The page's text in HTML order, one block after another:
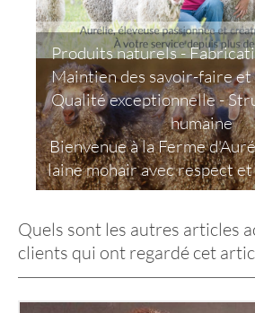
Produits naturels -
Maintien des savoir-faire
Qualité exceptionnelle -
humaine
Bienvenue à la Ferme
laine mohair avec respect
Quels sont les autres articles
clients qui ont regardé cet